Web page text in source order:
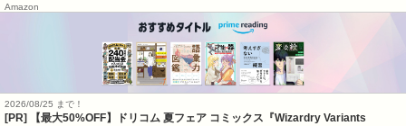
Amazon
2026/08/25 まで！
[PR]
【最大50%OFF】ドリコム 夏フェア コミックス『Wizardry Variants